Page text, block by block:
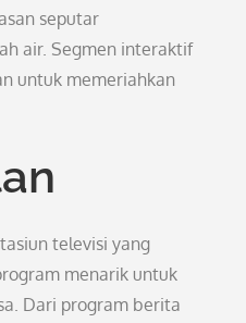
seputar
air. Segmen interaktif
untuk memeriahkan
televisi yang
menarik untuk
Dari program berita